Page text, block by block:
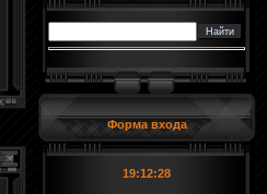
Форма входа
19:12:29